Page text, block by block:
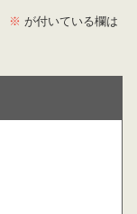
※ が付いている欄は